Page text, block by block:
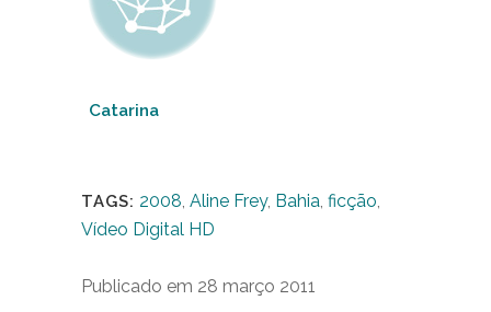
Catarina
TAGS: 2008, Aline Frey, Bahia, ficção,
Vídeo Digital HD
Publicado em 28 março 2011